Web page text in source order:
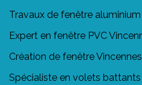
Travaux de fenêtre
Expert en fenêtre PVC
Création de fenêtre
Spécialiste en volets